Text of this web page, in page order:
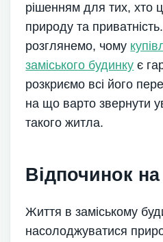
рішенням для тих, хто
природу та
розглянемо, чому
заміського будинку є
розкриємо всі його
на що варто звернути
такого житла.
Відпочинок
Життя в заміському
насолоджуватися